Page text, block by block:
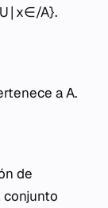
A}.
a A.
de